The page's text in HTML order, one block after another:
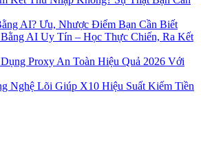
AI? Ưu, Nhược Điểm Bạn Cần Biết
AI Uy Tín – Học Thực Chiến, Ra Kết
Proxy An Toàn Hiệu Quả 2026 Với
Nghệ Lõi Giúp X10 Hiệu Suất Kiếm Tiền